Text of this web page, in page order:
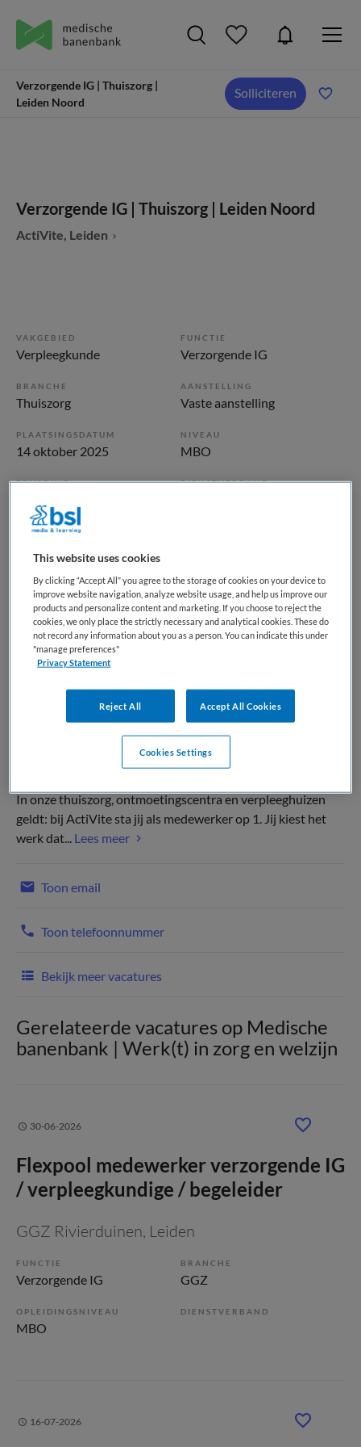
Verzorgende IG | Thuiszorg |
Leiden Noord
Solliciteren
Verzorgende IG | Thuiszorg | Leiden Noord
ActiVite, Leiden
VAKGEBIED
Verpleegkunde
FUNCTIE
Verzorgende IG
BRANCHE
Thuiszorg
AANSTELLING
Vaste aanstelling
PLAATSINGSDATUM
14 oktober 2025
NIVEAU
MBO
ERVARING DIENSTVERBAND
Vacature niet beschikbaar
Deze vacature Verzorgende IG | Thuiszorg | Leiden Noord
bij ActiVite is niet meer actueel. Hieronder staan enkele
vergelijkbare vacatures die voor u wellicht interessant zijn.
In onze thuiszorg, ontmoetingscentra en verpleeghuizen
geldt: bij ActiVite sta jij als medewerker op 1. Jij kiest het
werk dat... Lees meer
Toon email
Toon telefoonnummer
Bekijk meer vacatures
Gerelateerde vacatures op Medische
banenbank | Werk(t) in zorg en welzijn
30-06-2026
Flexpool medewerker verzorgende IG
/ verpleegkundige / begeleider
GGZ Rivierduinen, Leiden
FUNCTIE
Verzorgende IG
BRANCHE
GGZ
OPLEIDINGSNIVEAU
MBO
DIENSTVERBAND
16-07-2026
This website uses cookies
By clicking “Accept All” you agree to the storage of cookies on your device to
improve website navigation, analyze website usage, and help us improve our
products and personalize content and marketing. If you choose to reject the
cookies, we only place the strictly necessary and analytical cookies. These do
not record any information about you as a person. You can indicate this under
"manage preferences"
Privacy Statement
Reject All Accept All Cookies
Cookies Settings